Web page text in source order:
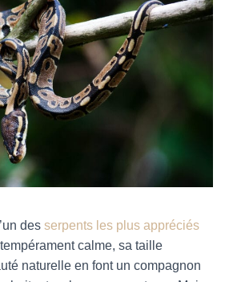
des serpents les plus appréciés
calme, sa taille
naturelle en font un compagnon